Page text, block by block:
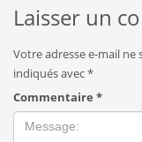
Laisser un
Votre adresse e-mail ne
indiqués avec*
Commentaire *